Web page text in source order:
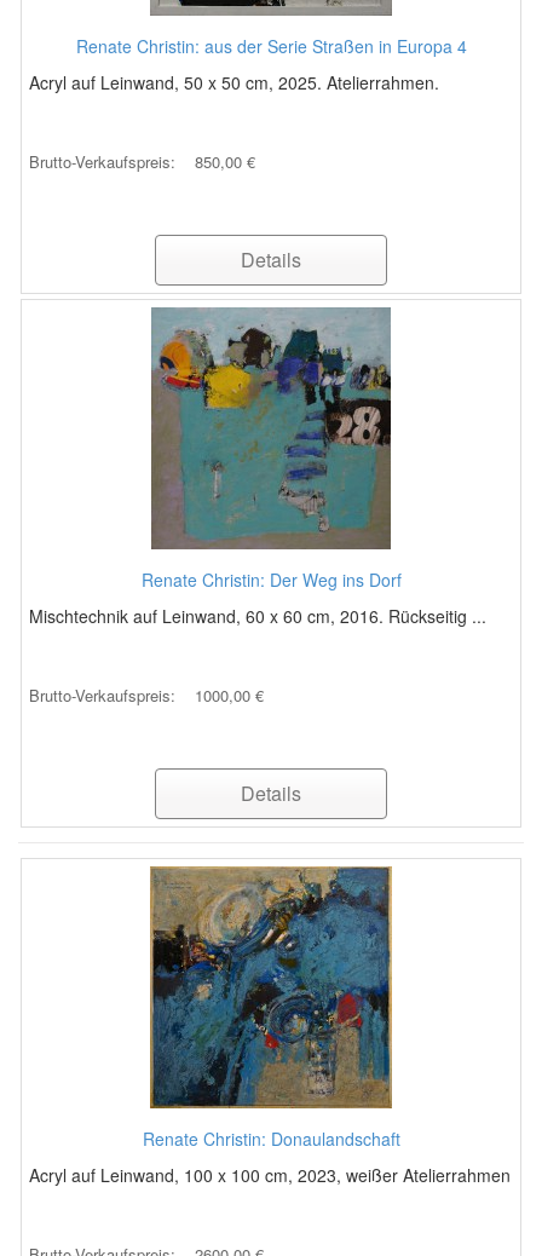
Renate Christin: aus der Serie Straßen in Europa 4
Acryl auf Leinwand, 50 x 50 cm, 2025. Atelierrahmen.
Brutto-Verkaufspreis: 850,00 €
Details
Renate Christin: Der Weg ins Dorf
Mischtechnik auf Leinwand, 60 x 60 cm, 2016. Rückseitig ...
Brutto-Verkaufspreis: 1000,00 €
Details
Renate Christin: Donaulandschaft
Acryl auf Leinwand, 100 x 100 cm, 2023, weißer Atelierrahmen